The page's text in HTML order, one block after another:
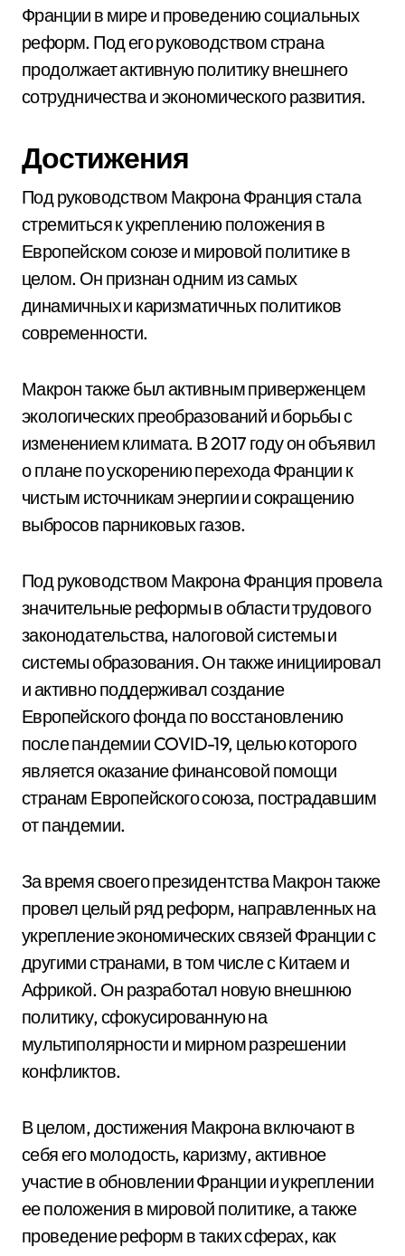
Франции в мире и проведению социальных
реформ. Под его руководством страна
продолжает активную политику внешнего
сотрудничества и экономического развития.
Достижения
Под руководством Макрона Франция стала
стремиться к укреплению положения в
Европейском союзе и мировой политике в
целом. Он признан одним из самых
динамичных и каризматичных политиков
современности.
Макрон также был активным приверженцем
экологических преобразований и борьбы с
изменением климата. В 2017 году он объявил
о плане по ускорению перехода Франции к
чистым источникам энергии и сокращению
выбросов парниковых газов.
Под руководством Макрона Франция провела
значительные реформы в области трудового
законодательства, налоговой системы и
системы образования. Он также инициировал
и активно поддерживал создание
Европейского фонда по восстановлению
после пандемии COVID-19, целью которого
является оказание финансовой помощи
странам Европейского союза, пострадавшим
от пандемии.
За время своего президентства Макрон также
провел целый ряд реформ, направленных на
укрепление экономических связей Франции с
другими странами, в том числе с Китаем и
Африкой. Он разработал новую внешнюю
политику, сфокусированную на
мультиполярности и мирном разрешении
конфликтов.
В целом, достижения Макрона включают в
себя его молодость, каризму, активное
участие в обновлении Франции и укреплении
ее положения в мировой политике, а также
проведение реформ в таких сферах, как